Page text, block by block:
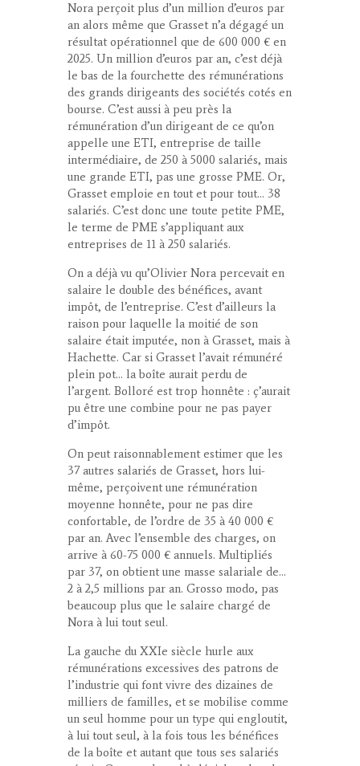
Nora perçoit plus d’un million d’euros par
an alors même que Grasset n’a dégagé un
résultat opérationnel que de 600 000 € en
2025. Un million d’euros par an, c’est déjà
le bas de la fourchette des rémunérations
des grands dirigeants des sociétés cotés en
bourse. C’est aussi à peu près la
rémunération d’un dirigeant de ce qu’on
appelle une ETI, entreprise de taille
intermédiaire, de 250 à 5000 salariés, mais
une grande ETI, pas une grosse PME. Or,
Grasset emploie en tout et pour tout… 38
salariés. C’est donc une toute petite PME,
le terme de PME s’appliquant aux
entreprises de 11 à 250 salariés.
On a déjà vu qu’Olivier Nora percevait en
salaire le double des bénéfices, avant
impôt, de l’entreprise. C’est d’ailleurs la
raison pour laquelle la moitié de son
salaire était imputée, non à Grasset, mais à
Hachette. Car si Grasset l’avait rémunéré
plein pot… la boîte aurait perdu de
l’argent. Bolloré est trop honnête : ç’aurait
pu être une combine pour ne pas payer
d’impôt.
On peut raisonnablement estimer que les
37 autres salariés de Grasset, hors lui-
même, perçoivent une rémunération
moyenne honnête, pour ne pas dire
confortable, de l’ordre de 35 à 40 000 €
par an. Avec l’ensemble des charges, on
arrive à 60-75 000 € annuels. Multipliés
par 37, on obtient une masse salariale de…
2 à 2,5 millions par an. Grosso modo, pas
beaucoup plus que le salaire chargé de
Nora à lui tout seul.
La gauche du XXIe siècle hurle aux
rémunérations excessives des patrons de
l’industrie qui font vivre des dizaines de
milliers de familles, et se mobilise comme
un seul homme pour un type qui engloutit,
à lui tout seul, à la fois tous les bénéfices
de la boîte et autant que tous ses salariés